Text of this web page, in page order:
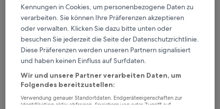
Sterne-
Unterkunft
Altstadt Trier
Hervorragend,
(1.012
Bewertungen)
8,6/10 Hervorragend (1.012 Bewertungen)
Der
108 €
inkl. Steuern & Gebühren
Hotel Deutscher Hof
Kennungen in Cookies, um personenbezogene Daten zu
verarbeiten. Sie können Ihre Präferenzen akzeptieren
oder verwalten. Klicken Sie dazu bitte unten oder
besuchen Sie jederzeit die Seite der Datenschutzrichtlinie.
Diese Präferenzen werden unseren Partnern signalisiert
und haben keinen Einfluss auf Surfdaten.
Wir und unsere Partner verarbeiten Daten, um
Folgendes bereitzustellen:
Verwendung genauer Standortdaten. Endgeräteeigenschaften zur
Identifikation aktiv abfragen. Speichern von oder Zugriff auf